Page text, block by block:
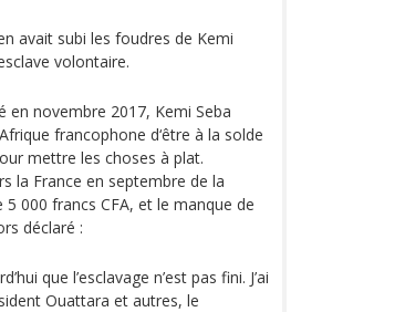
avait subi les foudres de Kemi
volontaire.
en novembre 2017, Kemi Seba
francophone d‘être à la solde
mettre les choses à plat.
la France en septembre de la
000 francs CFA, et le manque de
déclaré :
que l’esclavage n’est pas fini. J’ai
Ouattara et autres, le